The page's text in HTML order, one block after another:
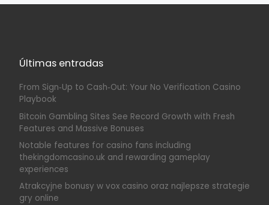
Últimas entradas
From Sign‑Up to Cash‑Out: Your No Verification Casino
Playbook
Bitcoin Gambling Sites See Record Growth with Fresh
Features and Massive Bonuses
Notable features for casino fans including
thekingdomcasino.uk and rewarding gameplay
experiences
Atrakcyjne bonusy w vox casino oraz najlepsze strategie
gry online